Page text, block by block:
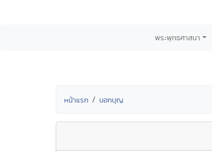
พระพุทธศาสนา
หน้าแรก บอกบุญ